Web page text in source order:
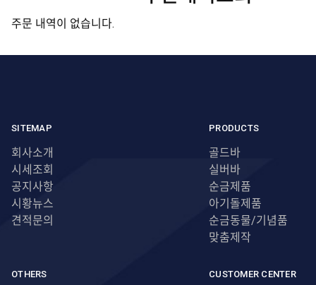
주문 내역이 없습니다.
SITEMAP
회사소개
시세조회
공지사항
시황뉴스
견적문의
PRODUCTS
골드바
실버바
순금제품
아기돌제품
순금동물/기념품
맞춤제작
OTHERS CUSTOMER CENTER